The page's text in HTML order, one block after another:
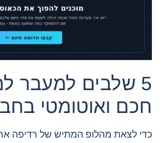
5 שלבים למעבר
חכם ואוטומטי
כדי לצאת מהלופ המתיש של רדיפה